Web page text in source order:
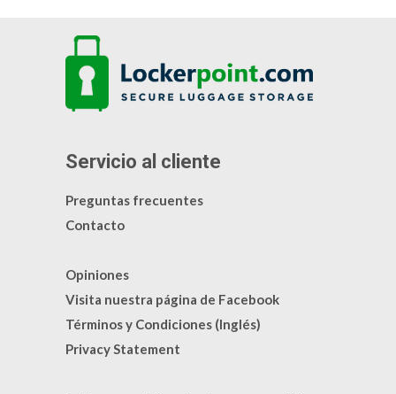
Servicio al cliente
Preguntas frecuentes
Contacto
Opiniones
Visita nuestra página de Facebook
Términos y Condiciones (Inglés)
Privacy Statement